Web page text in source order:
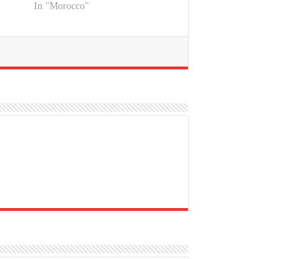
In "Morocco"